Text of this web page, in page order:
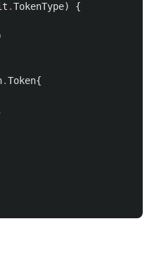
.TokenType) {
.Token{